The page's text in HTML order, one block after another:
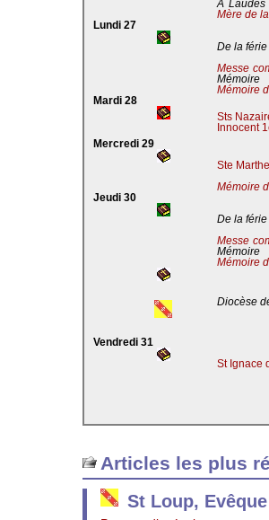
A
Mère de
Lundi 27
De la férie
Messe
Mémoire
Mémoire
Mardi 28
Sts
Innocent
Mercredi 29
Ste
Mémoire
Jeudi 30
De la férie
Messe
Mémoire
Mémoire
Diocèse
Vendredi 31
St Ignace
Articles les plus
St Loup,